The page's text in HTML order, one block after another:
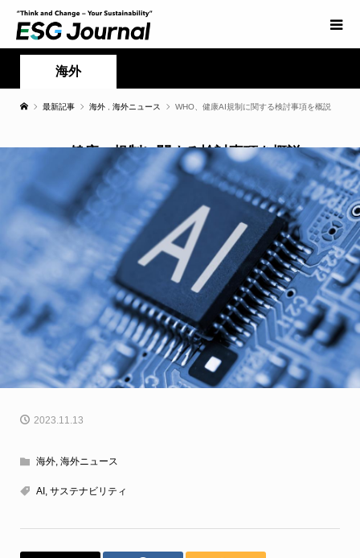
海外
最新記事 海外 海外ニュース WHO、健康AI規制に関する検討事項を概説
WHO、健康AI規制に関する検討事項を概説
2023.11.13
海外, 海外ニュース
AI, サステナビリティ